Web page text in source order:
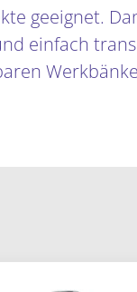
geeignet.
einfach